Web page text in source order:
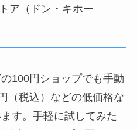
ア（ドン・キホー
100円ショップでも手動
（税込）などの低価格な
す。手軽に試してみた